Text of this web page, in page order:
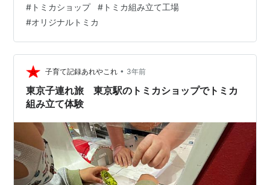
魅力溢れるアイテムがぎっしり！お好きなパーツを選ん
で、自分仕様のトミカが作れる'トミカ組立工場'も大人
気。その他にも、毎月変わる楽しいミニイベントを開催
しています。 トミカはおもちゃ屋さんとかいろんなとこ
ろで買えるけど トミカショップって全国に3店舗（東京
店、東京ソラマチ店、大阪店）し…
# トミカショップ # トミカ組み立て工場
#オリジナルトミカ
子育て記録あれやこれ • 3年前
東京子連れ旅 東京駅のトミカショップでトミカ
組み立て体験